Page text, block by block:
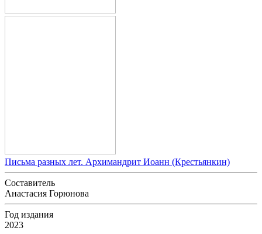
Письма разных лет. Архимандрит Иоанн (Крестьянкин)
Составитель
Анастасия Горюнова
Год издания
2023